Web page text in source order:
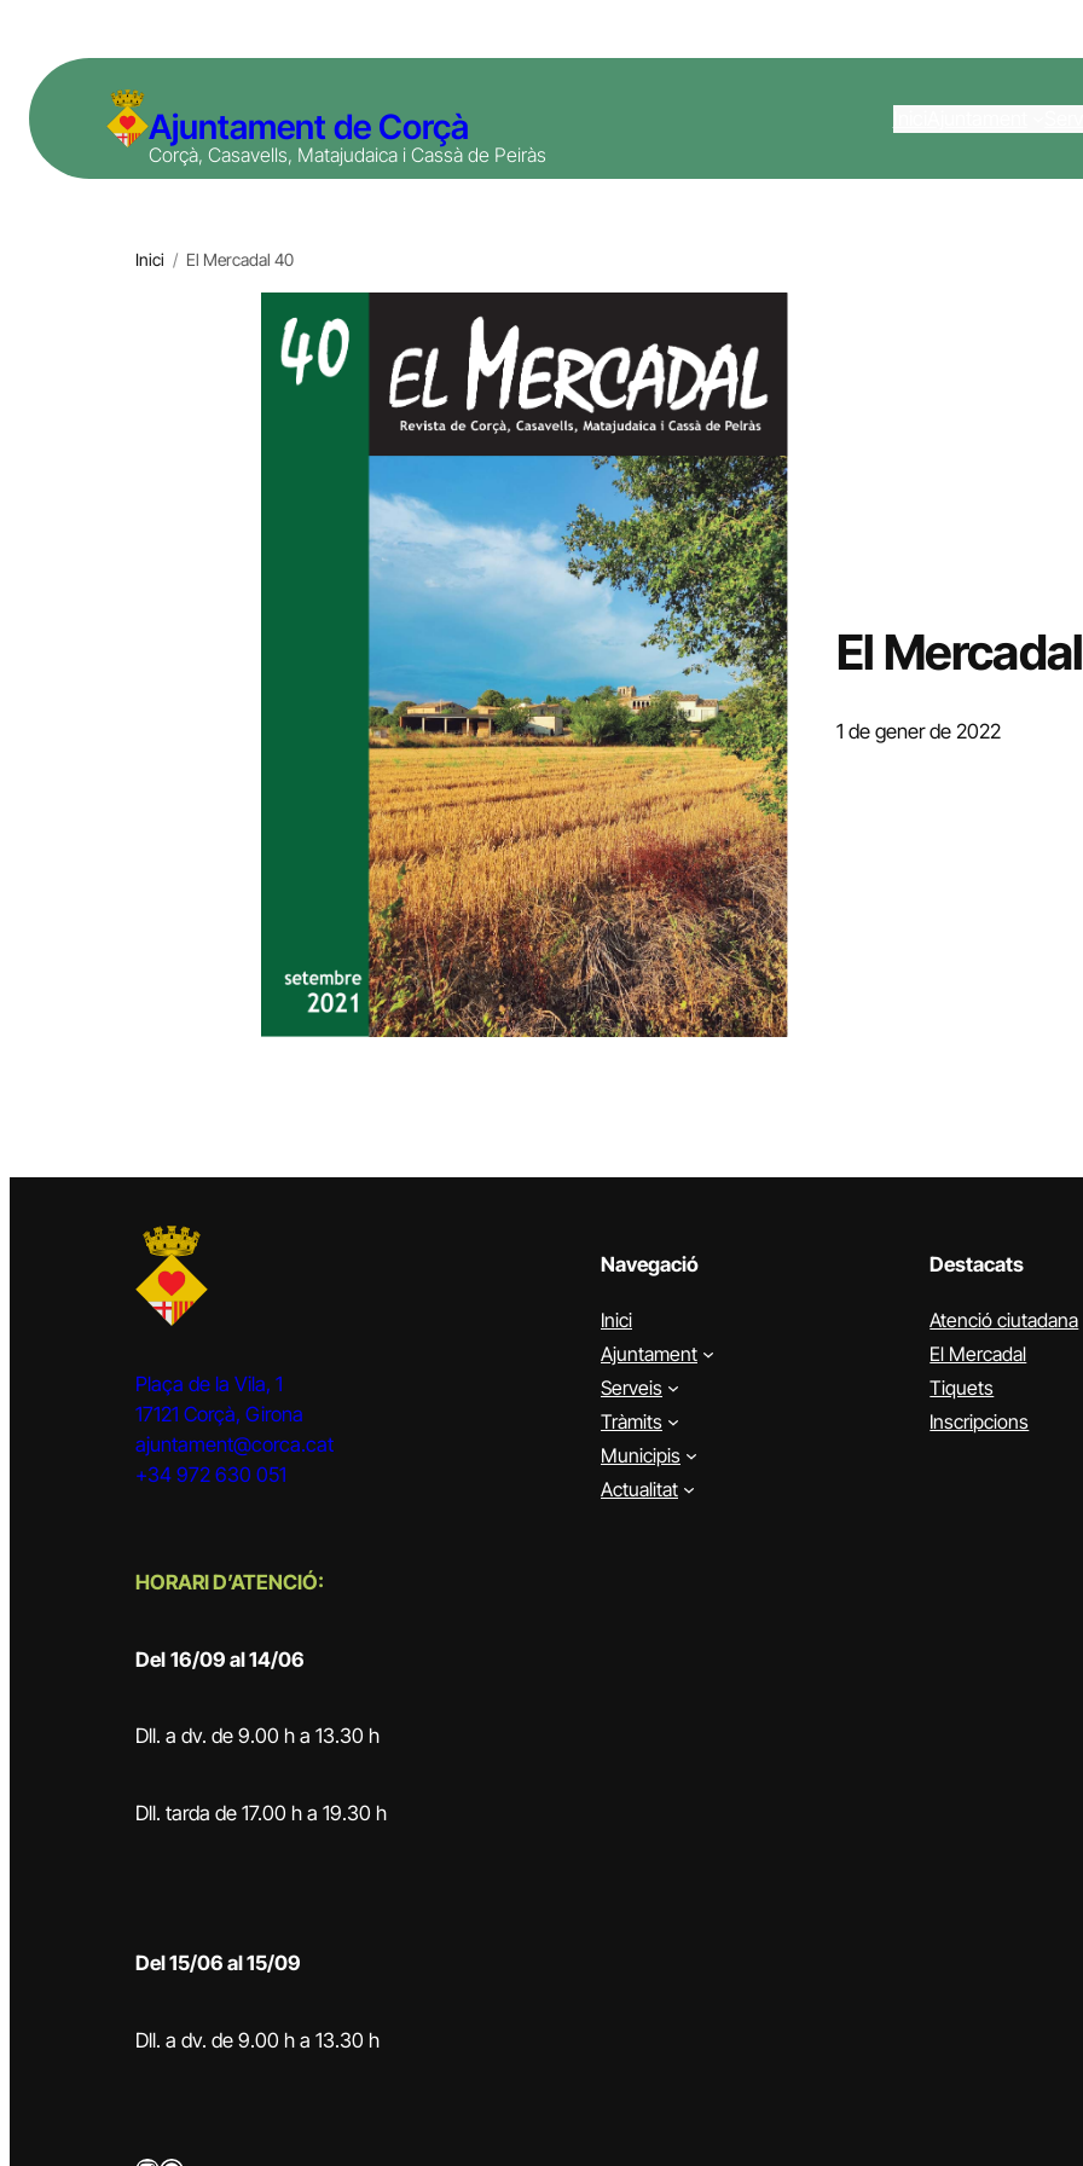
contingut
Ajuntament de Corçà
Corçà, Casavells, Matajudaica i Cassà de Peiràs
Inici / El Mercadal 40
El
1 de gener de 2022
Plaça de la Vila, 1
17121 Corçà, Girona
ajuntament@corca.cat
+34 972 630 051
HORARI D’ATENCIÓ:
Del 16/09 al 14/06
Dll. a dv. de 9.00 h a 13.30 h
Dll. tarda de 17.00 h a 19.30 h
Del 15/06 al 15/09
Dll. a dv. de 9.00 h a 13.30 h
Navegació
Inici
Ajuntament
Serveis
Tràmits
Municipis
Actualitat
Destacats
Atenció ciutadana
El Mercadal
Tiquets
Inscripcions